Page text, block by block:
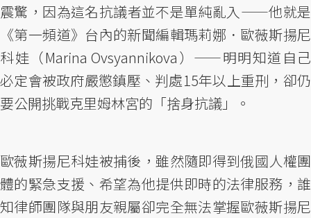
震驚，因為這名抗議者並不是單純亂入——他就是
《第一頻道》台內的新聞編輯瑪莉娜．歐薇斯揚尼
科娃（Marina Ovsyannikova）——明明知道自己
必定會被政府嚴懲鎮壓、判處15年以上重刑，卻仍
要公開挑戰克里姆林宮的「捨身抗議」。
歐薇斯揚尼科娃被捕後，雖然隨即得到俄國人權團
體的緊急支援、希望為他提供即時的法律服務，誰
知律師團隊與朋友親屬卻完全無法掌握歐薇斯揚尼